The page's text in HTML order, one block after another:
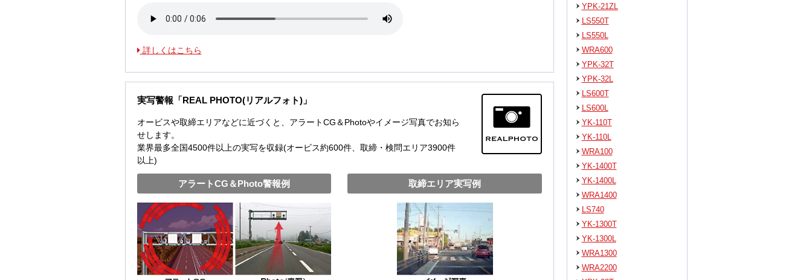
詳しくはこちら
実写警報「REAL PHOTO(リアルフォト)」
オービスや取締エリアなどに近づくと、アラートCG＆Photoやイメージ写真でお知ら
せします。
業界最多全国4500件以上の実写を収録(オービス約600件、取締・検問エリア3900件
以上)
アラートCG＆Photo警報例 取締エリア実写例
YPK-21ZL
LS550T
LS550L
WRA600
YPK-32T
YPK-32L
LS600T
LS600L
YK-110T
YK-110L
WRA100
YK-1400T
YK-1400L
WRA1400
LS740
YK-1300T
YK-1300L
WRA1300
WRA2200